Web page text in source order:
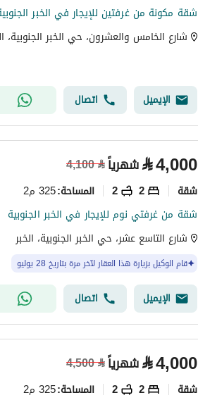
شقة مكونة من غرفتين للإيجار في الخبر
شارع الخامس والعشرون، حي الخبر الجنوبية،
الإيميل اتصال
⃁4,000 شهرياً⃁
4,100
شقة 2
2 المساحة:325 م2
شقة من غرفتي نوم للإيجار في الخبر الجنوبية
شارع التاسع عشر، حي الخبر الجنوبية، الخبر
قام الوكيل بزيارة هذا العقار لآخر مرة بتاريخ 28 يوليو
الإيميل اتصال
⃁4,000 شهرياً⃁
4,500
شقة 2
2 المساحة:325 م2